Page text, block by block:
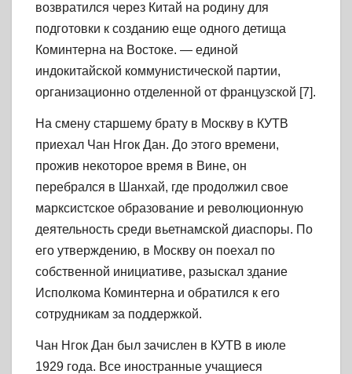
возвратился через Китай на родину для
подготовки к созданию еще одного детища
Коминтерна на Востоке. — единой
индокитайской коммунистической партии,
организационно отделенной от французской [7].
На смену старшему брату в Москву в КУТВ
приехал Чан Нгок Дан. До этого времени,
прожив некоторое время в Вине, он
перебрался в Шанхай, где продолжил свое
марксистское образование и революционную
деятельность среди вьетнамской диаспоры. По
его утверждению, в Москву он поехал по
собственной инициативе, разыскал здание
Исполкома Коминтерна и обратился к его
сотрудникам за поддержкой.
Чан Нгок Дан был зачислен в КУТВ в июле
1929 года. Все иностранные учащиеся